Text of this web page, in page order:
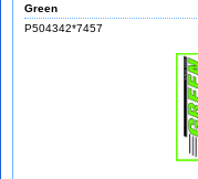
Green
P504342*7457